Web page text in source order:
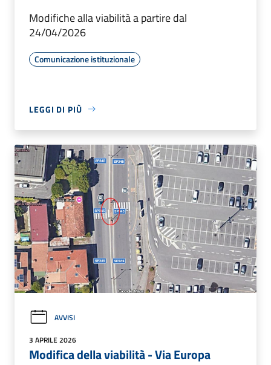
Modifiche alla viabilità a partire dal
24/04/2026
Comunicazione istituzionale
LEGGI DI PIÙ
AVVISI
3 APRILE 2026
Modifica della viabilità - Via Europa